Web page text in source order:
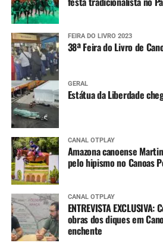
FEIRA DO LIVRO 2023
38ª Feira do Livro de
GERAL
Estátua da Liberdade
CANAL OTPLAY
Amazona canoense
pelo hipismo no Canoas
CANAL OTPLAY
ENTREVISTA
obras dos diques em
enchente